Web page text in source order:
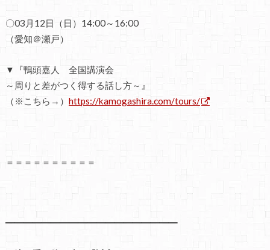
〇03月12日（日）14:00～16:00
（愛知＠瀬戸）
▼『鴨頭嘉人 全国講演会
～周りと差がつく得する話し方～』
（※こちら→） https://kamogashira.com/tours/
＝＝＝＝＝＝＝＝＝＝
━━━━━━━━━━━━━━━━━━━